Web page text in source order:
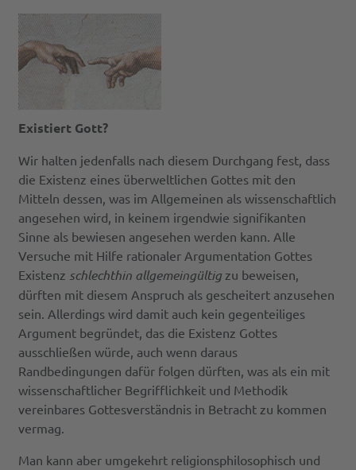
Existiert Gott?
Wir halten jedenfalls nach diesem Durchgang fest, dass
die Existenz eines überweltlichen Gottes mit den
Mitteln dessen, was im Allgemeinen als wissenschaftlich
angesehen wird, in keinem irgendwie signifikanten
Sinne als bewiesen angesehen werden kann. Alle
Versuche mit Hilfe rationaler Argumentation Gottes
Existenz schlechthin allgemeingültig zu beweisen,
dürften mit diesem Anspruch als gescheitert anzusehen
sein. Allerdings wird damit auch kein gegenteiliges
Argument begründet, das die Existenz Gottes
ausschließen würde, auch wenn daraus
Randbedingungen dafür folgen dürften, was als ein mit
wissenschaftlicher Begrifflichkeit und Methodik
vereinbares Gottesverständnis in Betracht zu kommen
vermag.
Man kann aber umgekehrt religionsphilosophisch und